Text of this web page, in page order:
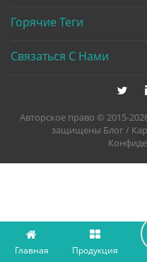
Горячие Теги
Связаться С Нами
Авторское право © 2015-2026
защищены Блог /
Главная Продукция